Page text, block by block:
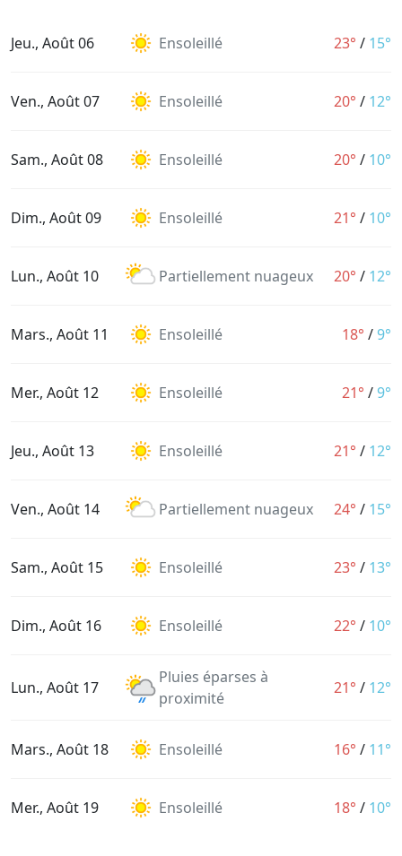
Jeu., Août 06 Ensoleillé 23° / 15°
Ven., Août 07 Ensoleillé 20° / 12°
Sam., Août 08 Ensoleillé 20° / 10°
Dim., Août 09 Ensoleillé 21° / 10°
Lun., Août 10 Partiellement nuageux 20° / 12°
Mars., Août 11 Ensoleillé 18° /9°
Mer., Août 12 Ensoleillé 21° /9°
Jeu., Août 13 Ensoleillé 21° / 12°
Ven., Août 14 Partiellement nuageux 24° / 15°
Sam., Août 15 Ensoleillé 23° / 13°
Dim., Août 16 Ensoleillé 22° / 10°
Lun., Août 17
Pluies éparses à
proximité
21° / 12°
Mars., Août 18 Ensoleillé 16° / 11°
Mer., Août 19 Ensoleillé 18° / 10°